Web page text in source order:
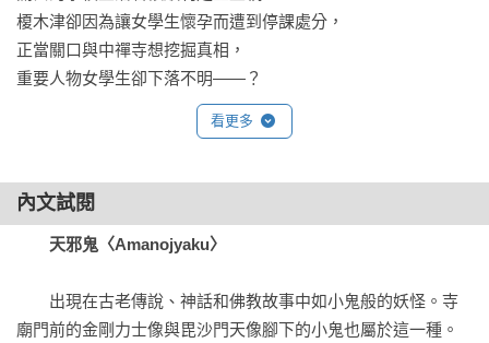
榎木津卻因為讓女學生懷孕而遭到停課處分，
正當關口與中禪寺想挖掘真相，
重要人物女學生卻下落不明——？
看更多
內文試閱
天邪鬼〈Amanojyaku〉
出現在古老傳說、神話和佛教故事中如小鬼般的妖怪。寺
廟門前的金剛力士像與毘沙門天像腳下的小鬼也屬於這一種。